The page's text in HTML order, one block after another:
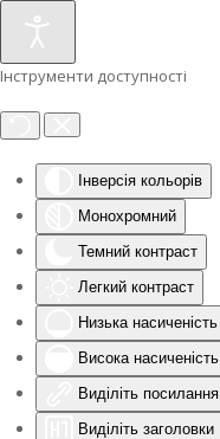
Інструменти доступності
Інверсія кольорів
Монохромний
Темний контраст
Легкий контраст
Низька насиченість
Висока насиченість
Виділіть посилання
Виділіть заголовки